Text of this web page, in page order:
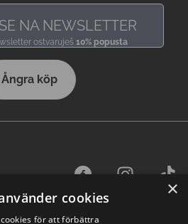
NA NEWSLETTER
ostvaruješ 10% popusta
Ångra köp
×
cookies
för att förbättra